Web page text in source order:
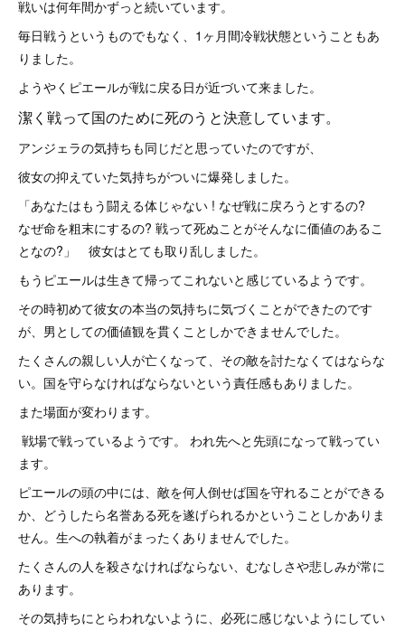
戦いは何年間かずっと続いています。
毎日戦うというものでもなく、1ヶ月間冷戦状態ということもあ
りました。
ようやくピエールが戦に戻る日が近づいて来ました。
潔く戦って国のために死のうと決意しています。
アンジェラの気持ちも同じだと思っていたのですが、
彼女の抑えていた気持ちがついに爆発しました。
「あなたはもう闘える体じゃない ! なぜ戦に戻ろうとするの?
なぜ命を粗末にするの? 戦って死ぬことがそんなに価値のあるこ
となの?」 彼女はとても取り乱しました。
もうピエールは生きて帰ってこれないと感じているようです。
その時初めて彼女の本当の気持ちに気づくことができたのです
が、男としての価値観を貫くことしかできませんでした。
たくさんの親しい人が亡くなって、その敵を討たなくてはならな
い。国を守らなければならないという責任感もありました。
また場面が変わります。
戦場で戦っているようです。 われ先へと先頭になって戦ってい
ます。
ピエールの頭の中には、敵を何人倒せば国を守れることができる
か、どうしたら名誉ある死を遂げられるかということしかありま
せん。生への執着がまったくありませんでした。
たくさんの人を殺さなければならない、むなしさや悲しみが常に
あります。
その気持ちにとらわれないように、必死に感じないようにしてい